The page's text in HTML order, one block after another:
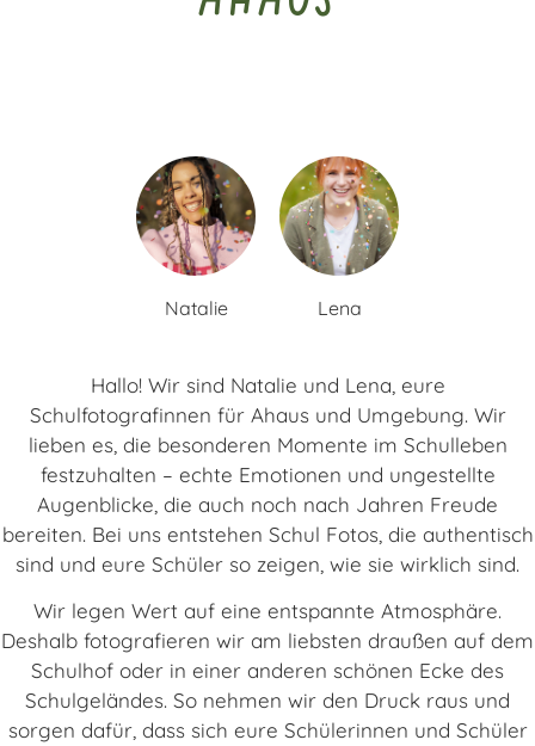
Natalie Lena
Hallo! Wir sind Natalie und Lena, eure
Schulfotografinnen für Ahaus und Umgebung. Wir
lieben es, die besonderen Momente im Schulleben
festzuhalten – echte Emotionen und ungestellte
Augenblicke, die auch noch nach Jahren Freude
bereiten. Bei uns entstehen Schul Fotos, die authentisch
sind und eure Schüler so zeigen, wie sie wirklich sind.
Wir legen Wert auf eine entspannte Atmosphäre.
Deshalb fotografieren wir am liebsten draußen auf dem
Schulhof oder in einer anderen schönen Ecke des
Schulgeländes. So nehmen wir den Druck raus und
sorgen dafür, dass sich eure Schülerinnen und Schüler